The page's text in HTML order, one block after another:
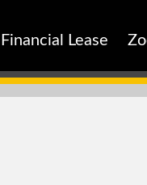
Financial Lease